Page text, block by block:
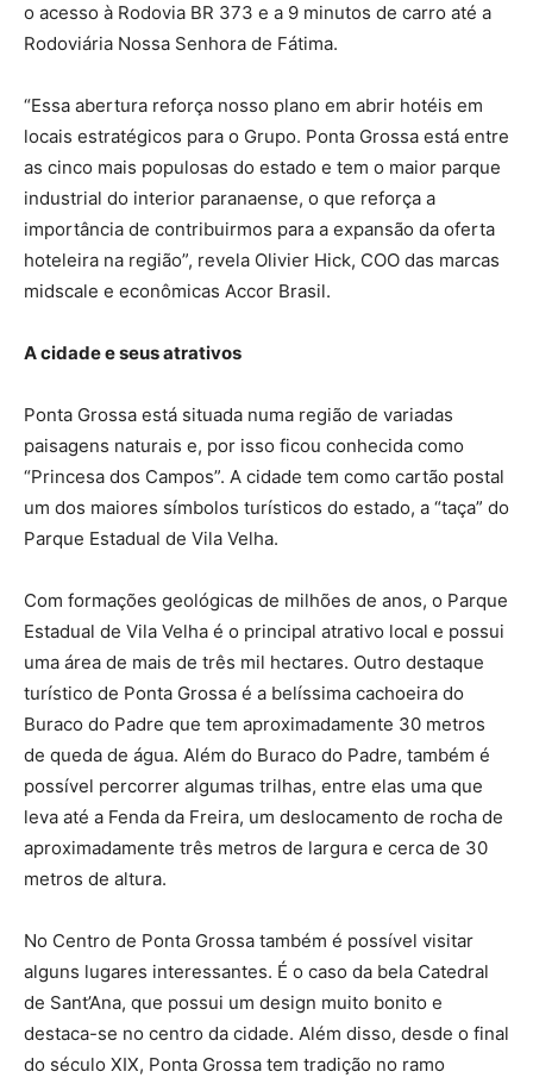
o acesso à Rodovia BR 373 e a 9 minutos de carro até a
Rodoviária Nossa Senhora de Fátima.
“Essa abertura reforça nosso plano em abrir hotéis em
locais estratégicos para o Grupo. Ponta Grossa está entre
as cinco mais populosas do estado e tem o maior parque
industrial do interior paranaense, o que reforça a
importância de contribuirmos para a expansão da oferta
hoteleira na região”, revela Olivier Hick, COO das marcas
midscale e econômicas Accor Brasil.
A cidade e seus atrativos
Ponta Grossa está situada numa região de variadas
paisagens naturais e, por isso ficou conhecida como
“Princesa dos Campos”. A cidade tem como cartão postal
um dos maiores símbolos turísticos do estado, a “taça” do
Parque Estadual de Vila Velha.
Com formações geológicas de milhões de anos, o Parque
Estadual de Vila Velha é o principal atrativo local e possui
uma área de mais de três mil hectares. Outro destaque
turístico de Ponta Grossa é a belíssima cachoeira do
Buraco do Padre que tem aproximadamente 30 metros
de queda de água. Além do Buraco do Padre, também é
possível percorrer algumas trilhas, entre elas uma que
leva até a Fenda da Freira, um deslocamento de rocha de
aproximadamente três metros de largura e cerca de 30
metros de altura.
No Centro de Ponta Grossa também é possível visitar
alguns lugares interessantes. É o caso da bela Catedral
de Sant’Ana, que possui um design muito bonito e
destaca-se no centro da cidade. Além disso, desde o final
do século XIX, Ponta Grossa tem tradição no ramo